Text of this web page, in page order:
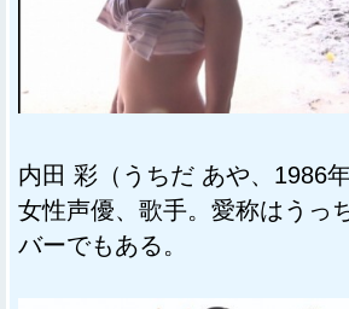
内田 彩（うちだ あや、1986
女性声優、歌手。愛称はうっ
バーでもある。